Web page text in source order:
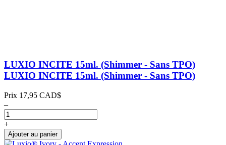
LUXIO INCITE 15ml. (Shimmer - Sans TPO)
LUXIO INCITE 15ml. (Shimmer - Sans TPO)
Prix 17,95 CAD$
–
+
Ajouter au panier